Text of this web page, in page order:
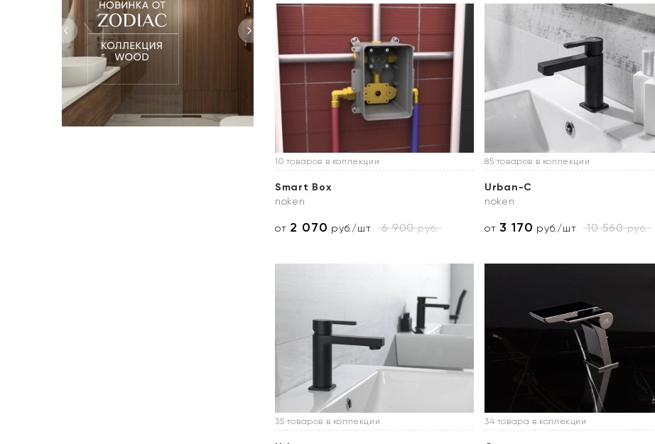
10 товаров в коллекции
Smart Box
noken
от 2 070 руб./шт 6 900руб.
85 товаров в коллекции
Urban-C
noken
от3 170 руб./шт 10 560руб.
35 товаров в коллекции 34 товара в коллекции